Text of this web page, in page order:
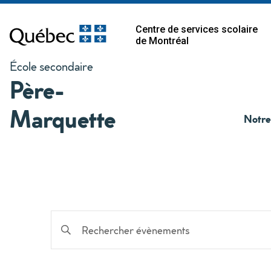
Centre de services scolaire
de Montréal
École secondaire
Père-
Marquette
Recherche
et
Saisir
mot-
clé.